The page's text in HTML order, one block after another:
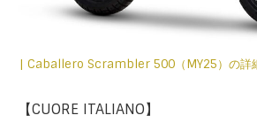
| Caballero Scrambler 500（MY25）の詳
【CUORE ITALIANO】